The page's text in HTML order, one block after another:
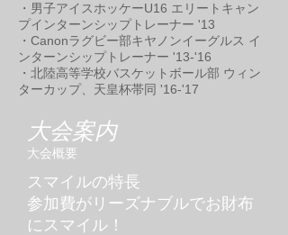
・男子アイスホッケーU16 エリートキャン
プインターンシップトレーナー '13
・Canonラグビー部キヤノンイーグルス イ
ンターンシップトレーナー '13-'16
・北陸高等学校バスケットボール部 ウィン
ターカップ、天皇杯帯同 '16-'17
大会案内
大会概要
スマイルの特長
参加費がリーズナブルでお財布
にスマイル！